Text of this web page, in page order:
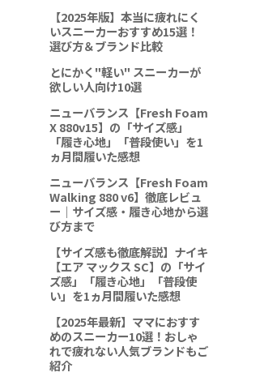
【2025年版】本当に疲れにく
いスニーカーおすすめ15選！
選び方＆ブランド比較
とにかく"軽い" スニーカーが
欲しい人向け10選
ニューバランス【Fresh Foam
X 880v15】の「サイズ感」
「履き心地」「普段使い」を1
ヵ月間履いた感想
ニューバランス【Fresh Foam
Walking 880 v6】徹底レビュ
ー｜サイズ感・履き心地から選
び方まで
【サイズ感も徹底解説】ナイキ
【エア マックス SC】の「サイ
ズ感」「履き心地」「普段使
い」を1ヵ月間履いた感想
【2025年最新】ママにおすす
めのスニーカー10選！おしゃ
れで疲れない人気ブランドもご
紹介